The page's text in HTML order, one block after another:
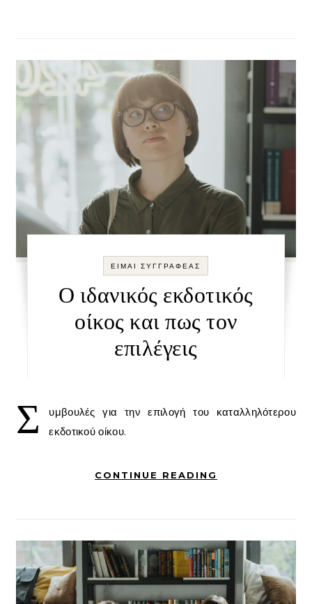
ΕΙΜΑΙ ΣΥΓΓΡΑΦΕΑΣ
Ο ιδανικός εκδοτικός
οίκος και πως τον
επιλέγεις
Σ
υμβουλές για την επιλογή του καταλληλότερου
εκδοτικού οίκου.
CONTINUE READING